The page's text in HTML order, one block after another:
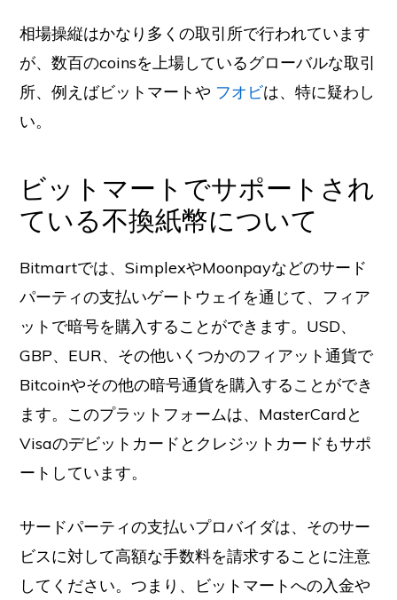
相場操縦はかなり多くの取引所で行われています
が、数百のcoinsを上場しているグローバルな取引
所、例えばビットマートや フオビは、特に疑わし
い。
ビットマートでサポートされ
ている不換紙幣について
Bitmartでは、SimplexやMoonpayなどのサード
パーティの支払いゲートウェイを通じて、フィア
ットで暗号を購入することができます。USD、
GBP、EUR、その他いくつかのフィアット通貨で
Bitcoinやその他の暗号通貨を購入することができ
ます。このプラットフォームは、MasterCardと
Visaのデビットカードとクレジットカードもサポ
ートしています。
サードパーティの支払いプロバイダは、そのサー
ビスに対して高額な手数料を請求することに注意
してください。つまり、ビットマートへの入金や